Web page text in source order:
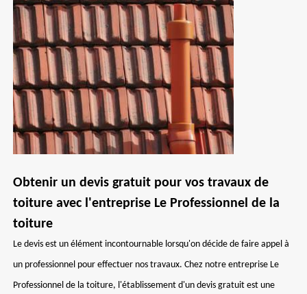
Obtenir un devis gratuit pour vos travaux de
toiture avec l'entreprise Le Professionnel de la
toiture
Le devis est un élément incontournable lorsqu'on décide de faire appel à
un professionnel pour effectuer nos travaux. Chez notre entreprise Le
Professionnel de la toiture, l'établissement d'un devis gratuit est une